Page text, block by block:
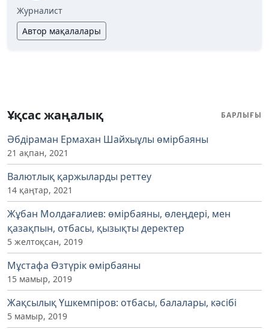
Журналист
Автор мақалалары
Ұқсас жаңалық БАРЛЫҒЫ
Әбдіраман Ермахан Шайхыұлы өмірбаяны
21 ақпан, 2021
Валютлық қаржыларды реттеу
14 қаңтар, 2021
Жұбан Молдағалиев: өмірбаяны, өлеңдері, мен
қазақпын, отбасы, қызықты деректер
5 желтоқсан, 2019
Мұстафа Өзтүрік өмірбаяны
15 мамыр, 2019
Жақсылық Үшкемпіров: отбасы, балалары, кәсібі
5 мамыр, 2019